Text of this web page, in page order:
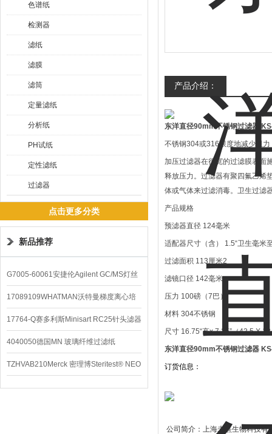
色谱纸
检测器
滤纸
滤膜
滤筒
定量滤纸
分析纸
PH试纸
定性滤纸
过滤器
点击更多分类
新品推荐
G7005-60061安捷伦Agilent GC/MS灯丝
配件
17089109WHATMAN沃特曼梯度离心培
养基
17764-Q赛多利斯Minisart RC25针头滤器
4040050德国MN 玻璃纤维过滤纸
TZHVAB210Merck 密理博Steritest® NEO
设备
产品介绍：
东洋直径90mm不锈钢过滤器
不锈钢304或316限度地减少阻
加压过滤器在很宽的过滤膜表面
释放压力。过滤器有聚四氟乙烯
体或气体来过滤消毒。卫生过滤
产品规格
预滤器直径 124毫米
适配器尺寸（含） 1.5“卫生毫米
过滤面积 113厘米2
滤镜口径 142毫米
压力 100磅（7巴）
材料 304不锈钢
尺寸 16.75“高x 7.25”（42.5 X
东洋直径90mm不锈钢过滤器
订货信息：
公司简介：上海未熹生物科技有